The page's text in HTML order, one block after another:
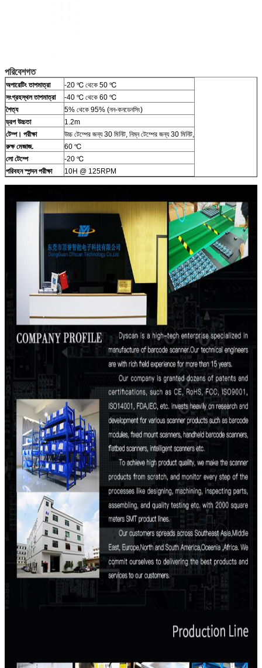
জমা দিন
পরিবেশগত
অপারেটিং তাপমাত্রা
-20 ℃ থেকে 50 ℃
সংগ্রহস্থল তাপমাত্রা
-40 ℃ থেকে 60 ℃
শৈত্য
5% থেকে 95% (নন-কনডেনসিং)
ড্রপ উচ্চতা
1.2m
টেম্প। পরীক্ষা
উচ্চ টেম্পের জন্য 30 মিনিট, নিম্ন টেম্পের জন্য 30 মিনিট,
রুক্ষ মেজাজ.
60 ℃
লো টেম্পে
-20 ℃
পরিবহন স্পন্দন পরীক্ষা
10H @ 125RPM